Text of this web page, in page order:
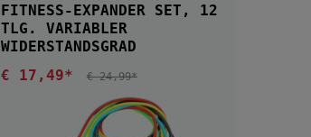
FITNESS-EXPANDER SET, 12
TLG. VARIABLER
WIDERSTANDSGRAD
Verkaufspreis:
€ 17,49* REGULÄRER PREIS:
€ 24,99*